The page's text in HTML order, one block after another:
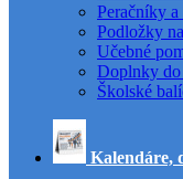
Peračníky a
Podložky
Učebné
Doplnky
Školské
Kalendáre,